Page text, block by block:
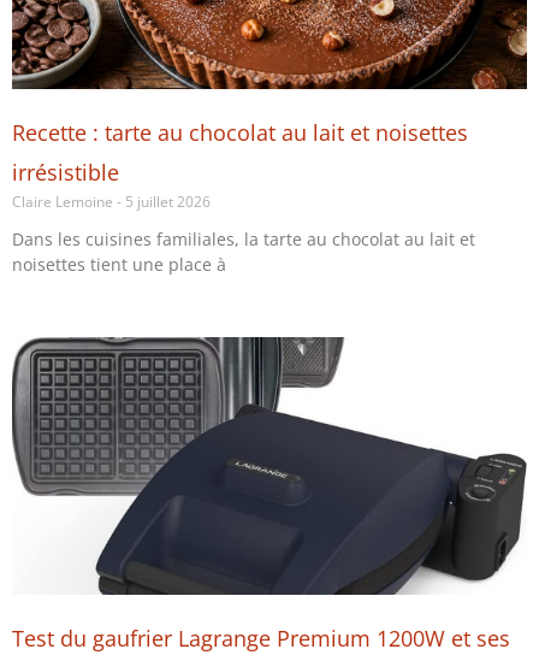
Recette : tarte au chocolat au lait et noisettes
irrésistible
Claire Lemoine 5 juillet 2026
Dans les cuisines familiales, la tarte au chocolat au lait et
noisettes tient une place à
Test du gaufrier Lagrange Premium 1200W et ses